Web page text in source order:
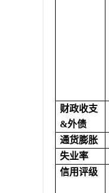
财政收支
&外债
通货膨胀
失业率
信用评级